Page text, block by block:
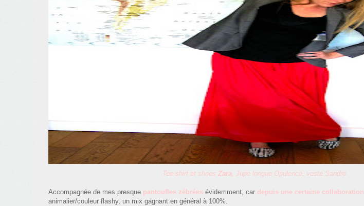
Tee-shirt et shoes Zara , Jupe longue Opulence, veste Sandro
Accompagnée de mes presque pantoufles zébrées évidemment, car depuis une certaine collaboration
animalier/couleur flashy, un mix gagnant en général à 100%.